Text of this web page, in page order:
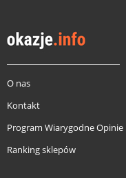
O nas
Kontakt
Program Wiarygodne Opinie
Ranking sklepów